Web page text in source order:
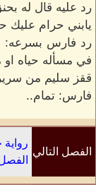
رد عليه قال له
يابني حرام
رد فارس بسرعه:
في مسأله حياه
ققز سليم من
فارس: تمام..
الفصل التالي